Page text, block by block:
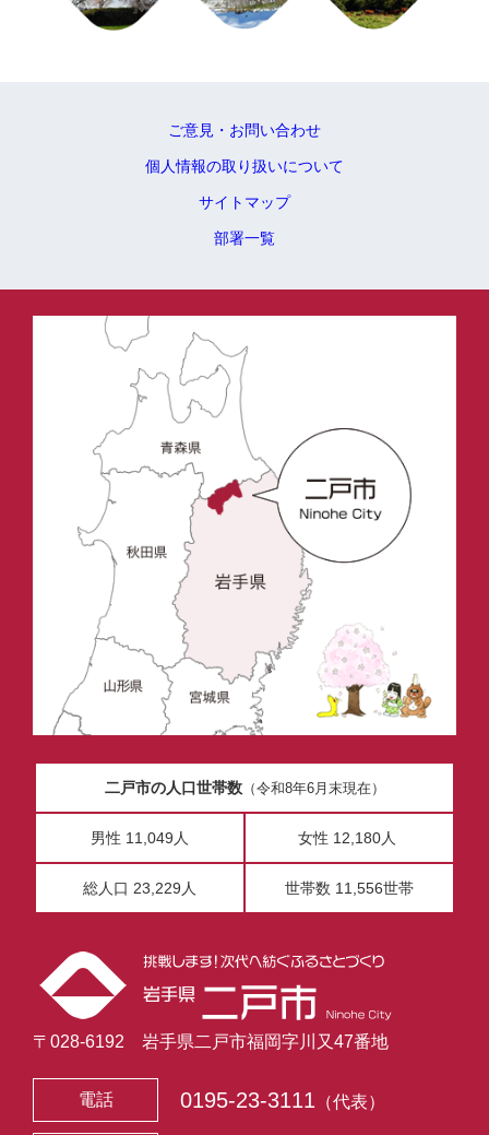
ご意見・お問い合わせ
個人情報の取り扱いについて
サイトマップ
部署一覧
二戸市の人口世帯数（令和8年6月末現在）
男性 11,049人 女性 12,180人
総人口 23,229人 世帯数 11,556世帯
〒028-6192 岩手県二戸市福岡字川又47番地
電話 0195-23-3111 （代表）